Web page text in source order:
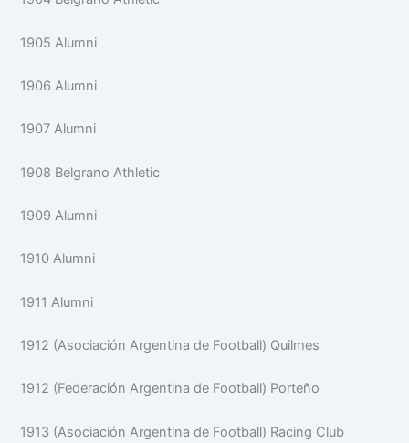
1905 Alumni
1906 Alumni
1907 Alumni
1908 Belgrano Athletic
1909 Alumni
1910 Alumni
1911 Alumni
1912 (Asociación Argentina de Football) Quilmes
1912 (Federación Argentina de Football) Porteño
1913 (Asociación Argentina de Football) Racing Club